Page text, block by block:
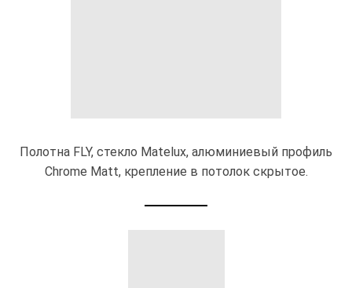
Полотна FLY, стекло Matelux, алюминиевый профиль
Chrome Matt, крепление в потолок скрытое.